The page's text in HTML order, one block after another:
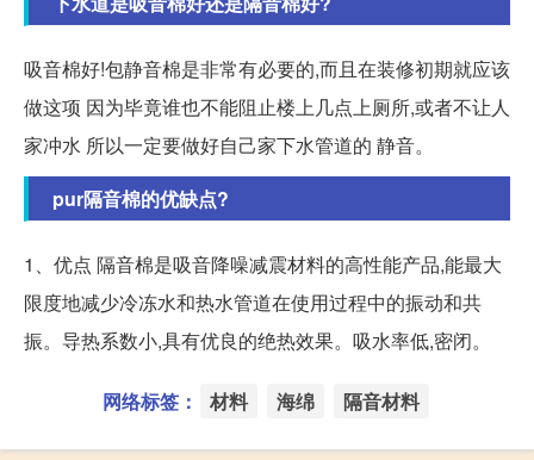
吸音棉好!包静音棉是非常有必要的,而且在装修初期就应该
做这项 因为毕竟谁也不能阻止楼上几点上厕所,或者不让人
家冲水 所以一定要做好自己家下水管道的 静音。
pur隔音棉的优缺点?
1、优点 隔音棉是吸音降噪减震材料的高性能产品,能最大
限度地减少冷冻水和热水管道在使用过程中的振动和共
振。导热系数小,具有优良的绝热效果。吸水率低,密闭。
网络标签： 材料 海绵 隔音材料